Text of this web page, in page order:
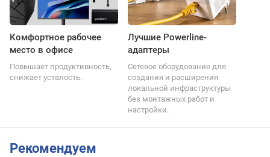
Комфортное рабочее
место в офисе
Повышает продуктивность,
снижает усталость.
Лучшие Powerline-
адаптеры
Сетевое оборудование для
создания и расширения
локальной инфраструктуры
без монтажных работ и
настройки.
Рекомендуем